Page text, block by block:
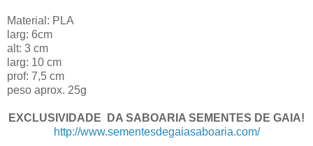
Material: PLA
larg: 6cm
alt: 3 cm
larg: 10 cm
prof: 7,5 cm
peso aprox. 25g
EXCLUSIVIDADE DA SABOARIA SEMENTES DE GAIA!
http://www.sementesdegaiasaboaria.com/